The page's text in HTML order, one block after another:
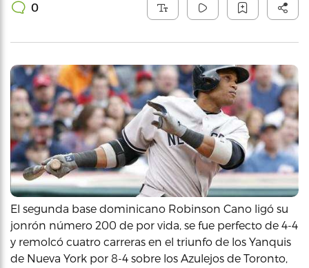
0
El segunda base dominicano Robinson Cano ligó su
jonrón número 200 de por vida, se fue perfecto de 4-4
y remolcó cuatro carreras en el triunfo de los Yanquis
de Nueva York por 8-4 sobre los Azulejos de Toronto,